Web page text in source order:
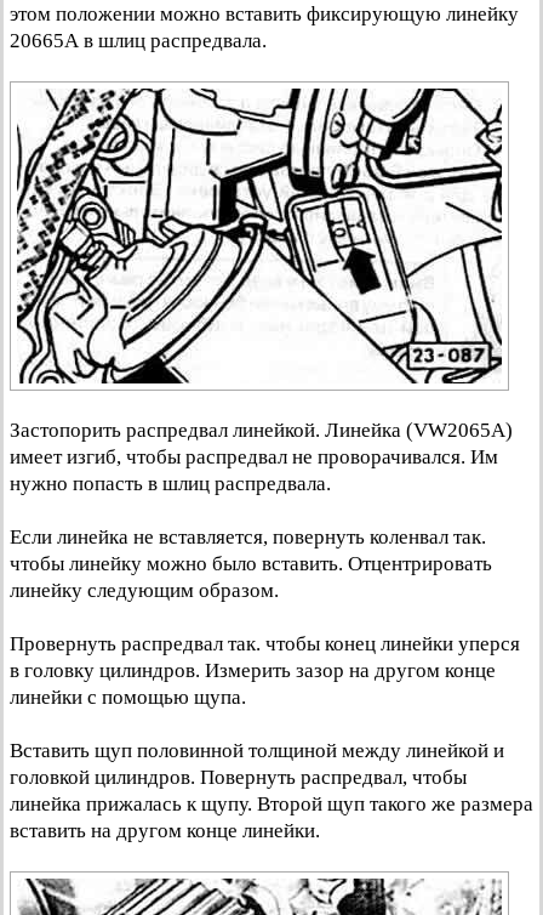
этом положении можно вставить фиксирующую линейку
20665А в шлиц распредвала.
Застопорить распредвал линейкой. Линейка (VW2065A)
имеет изгиб, чтобы распредвал не проворачивался. Им
нужно попасть в шлиц распредвала.
Если линейка не вставляется, повернуть коленвал так.
чтобы линейку можно было вставить. Отцентрировать
линейку следующим образом.
Провернуть распредвал так. чтобы конец линейки уперся
в головку цилиндров. Измерить зазор на другом конце
линейки с помощью щупа.
Вставить щуп половинной толщиной между линейкой и
головкой цилиндров. Повернуть распредвал, чтобы
линейка прижалась к щупу. Второй щуп такого же размера
вставить на другом конце линейки.